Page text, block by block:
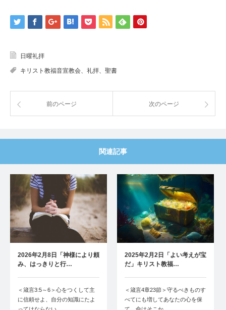
日曜礼拝
キリスト教福音宣教会、礼拝、聖書
前のページ 次のページ
関連記事
2026年2月8日「神様により頼
み、はっきりと行…
＜箴言3:5～6＞心をつくして主
に信頼せよ、自分の知識にたよ
2025年2月2日「よい考えが宝
だ」キリスト教福…
＜箴言4章23節＞守るべきものす
べてにも増してあなたの心を保